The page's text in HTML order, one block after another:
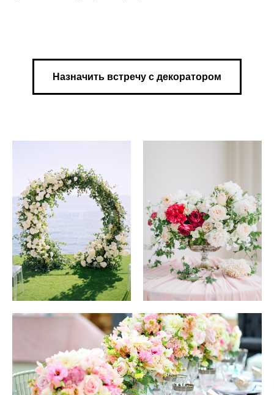
Назначить встречу с декоратором